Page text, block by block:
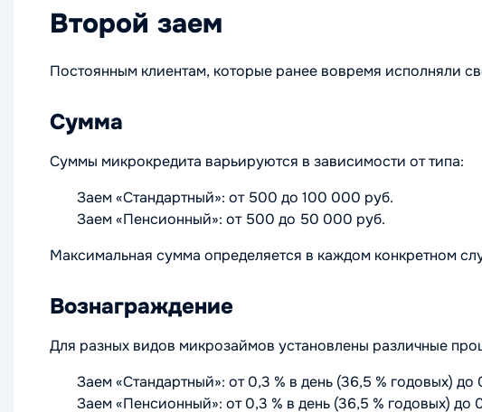
Второй заем
Постоянным клиентам, которые ранее вовремя исполняли
Сумма
Суммы микрокредита варьируются в зависимости от типа:
Заем «Стандартный»: от 500 до 100 000 руб.
Заем «Пенсионный»: от 500 до 50 000 руб.
Максимальная сумма определяется в каждом конкретном
Вознаграждение
Для разных видов микрозаймов установлены различные
Заем «Стандартный»: от 0,3 % в день (36,5 % годовых) до
Заем «Пенсионный»: от 0,3 % в день (36,5 % годовых) до